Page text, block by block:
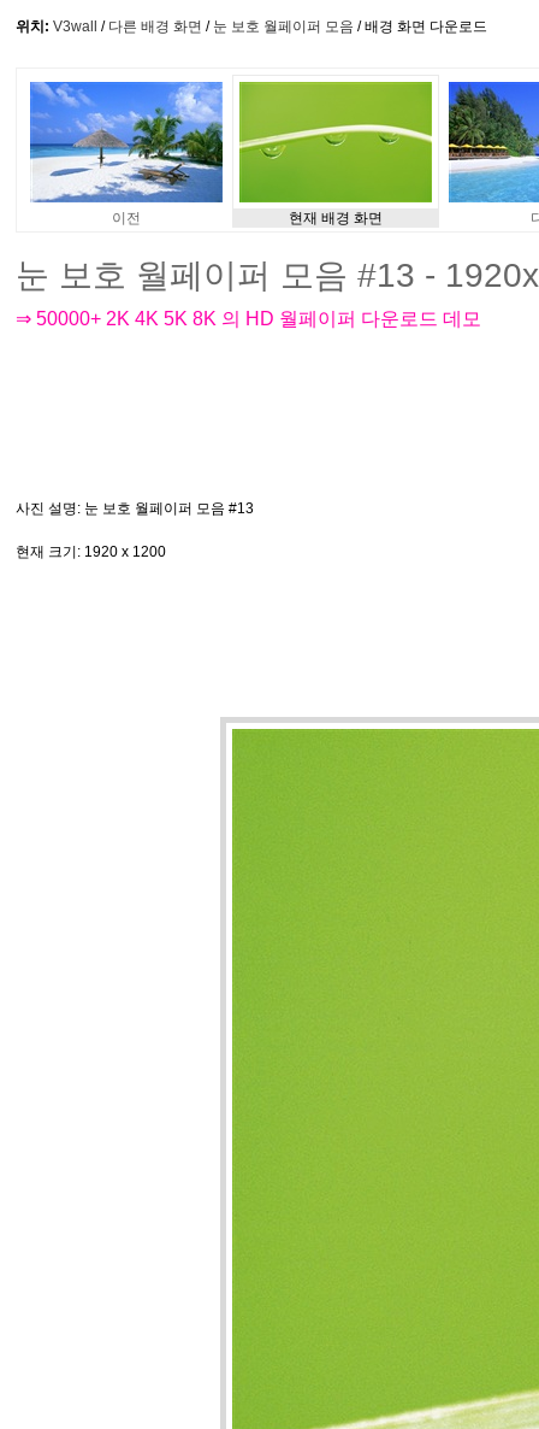
위치: V3wall / 다른 배경 화면 / 눈 보호 월페이퍼 모음 / 배경 화면 다운로드
이전 현재 배경 화면
눈 보호 월페이퍼 모음 #13 -
⇒ 50000+ 2K 4K 5K 8K 의 HD 월페이퍼 다운로드 데모
사진 설명: 눈 보호 월페이퍼 모음 #13
현재 크기 : 1920 x 1200